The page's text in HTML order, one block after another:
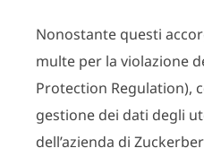
Nonostante questi
multe per la violazione
Protection Regulation),
gestione dei dati degli
dell’azienda di